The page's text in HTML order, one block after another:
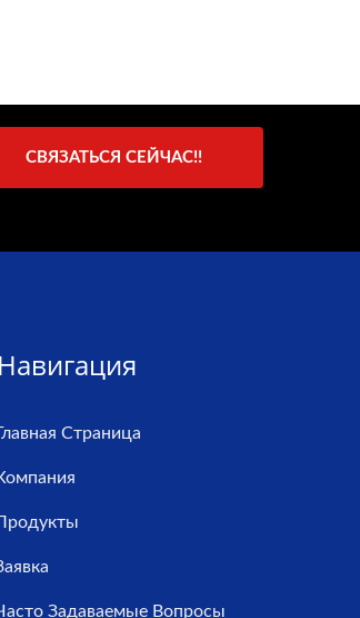
СВЯЗАТЬСЯ СЕЙЧАС!!
Навигация
Страница
Задаваемые Вопросы